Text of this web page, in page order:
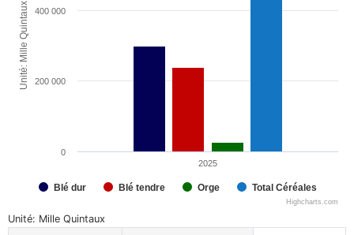
Unité: Mille Quintaux
Blé dur Blé tendre Orge Total Céréales
2025
0
200 000
400 000
Highcharts.com
Unité: Mille Quintaux